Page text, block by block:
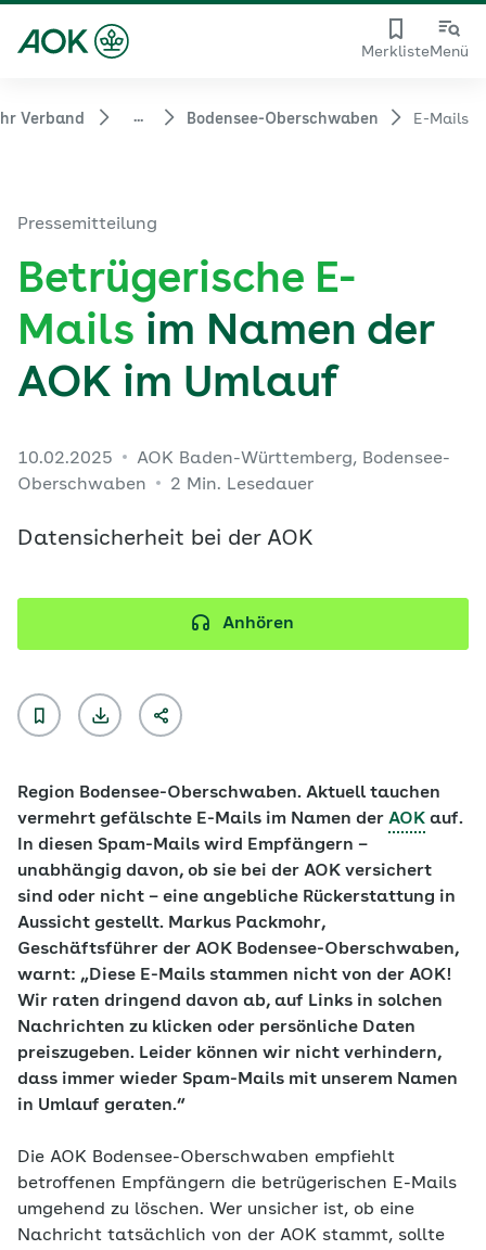
MerklisteMenü
Verband ... Bodensee-Oberschwaben E-Mails
Pressemitteilung
Betrügerische E-
Mails im Namen der
AOK im Umlauf
10.02.2025
AOK Baden-Württemberg, Bodensee-
Oberschwaben
2 Min. Lesedauer
Datensicherheit bei der AOK
Anhören
Region Bodensee-Oberschwaben. Aktuell tauchen
vermehrt gefälschte E-Mails im Namen der AOK auf.
In diesen Spam-Mails wird Empfängern –
unabhängig davon, ob sie bei der AOK versichert
sind oder nicht – eine angebliche Rückerstattung in
Aussicht gestellt. Markus Packmohr,
Geschäftsführer der AOK Bodensee-Oberschwaben,
warnt: „Diese E-Mails stammen nicht von der AOK!
Wir raten dringend davon ab, auf Links in solchen
Nachrichten zu klicken oder persönliche Daten
preiszugeben. Leider können wir nicht verhindern,
dass immer wieder Spam-Mails mit unserem Namen
in Umlauf geraten.“
Die AOK Bodensee-Oberschwaben empfiehlt
betroffenen Empfängern die betrügerischen E-Mails
umgehend zu löschen. Wer unsicher ist, ob eine
Nachricht tatsächlich von der AOK stammt, sollte